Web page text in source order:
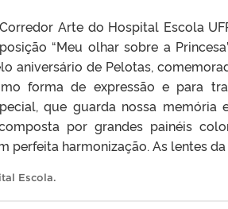
Arte do Hospital Escola
“Meu olhar sobre a
aniversário de Pelotas,
forma de expressão e para
que guarda nossa memória
por grandes painéis
perfeita harmonização. As lentes
Escola.